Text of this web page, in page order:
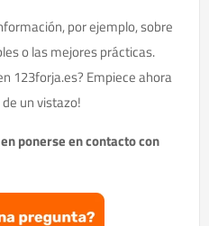
por ejemplo, sobre
o las mejores prácticas.
123forja.es? Empiece ahora
un vistazo!
ponerse en contacto con